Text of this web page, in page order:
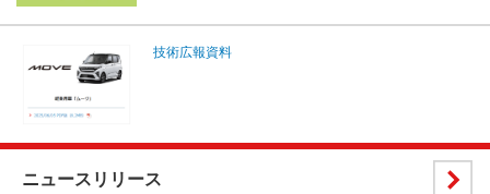
技術広報資料
ニュースリリース